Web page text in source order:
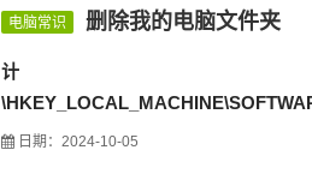
电脑常识 删除我的电脑文件夹
计
日期：2024-10-05